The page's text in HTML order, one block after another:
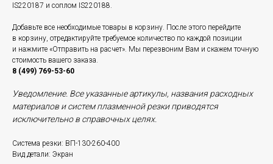
IS220187 и соплом IS220188.
Добавьте все необходимые товары в корзину. После этого перейдите
в корзину, отредактируйте требуемое количество по каждой позиции
и нажмите «Отправить на расчет». Мы перезвоним Вам и скажем точную
стоимость вашего заказа.
8 (499) 769-53-60
Уведомление. Все указанные артикулы, названия расходных
материалов и систем плазменной резки приводятся
исключительно в справочных целях.
Система резки: ВП-130-260-400
Вид детали: Экран